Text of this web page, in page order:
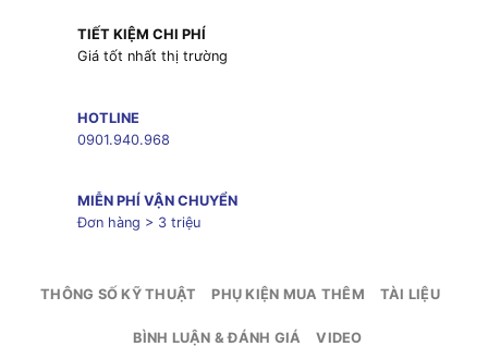
TIẾT KIỆM CHI PHÍ
Giá tốt nhất thị trường
HOTLINE
0901.940.968
MIỄN PHÍ VẬN CHUYỂN
Đơn hàng > 3 triệu
THÔNG SỐ KỸ THUẬT PHỤ KIỆN MUA THÊM TÀI LIỆU
BÌNH LUẬN & ĐÁNH GIÁ VIDEO